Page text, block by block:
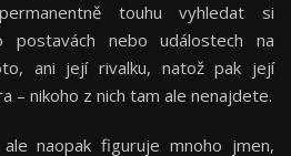
touhu vyhledat si
postavách nebo událostech na
ani její rivalku, natož pak její
– nikoho z nich tam ale nenajdete.
naopak figuruje mnoho jmen,